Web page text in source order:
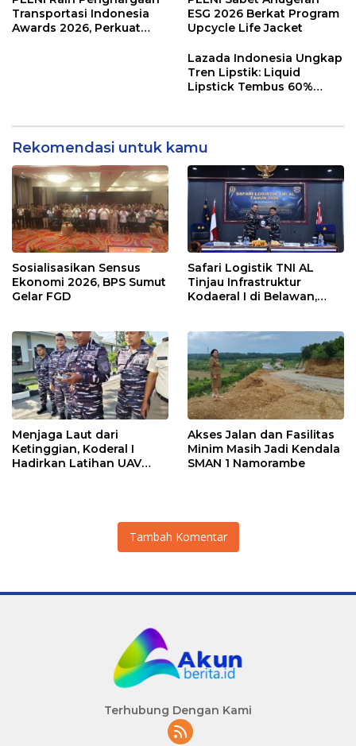
Transportasi Indonesia
Awards 2026, Perkuat
ESG 2026 Berkat Program
Upcycle Life Jacket
Lazada Indonesia Ungkap
Tren Lipstik: Liquid
Lipstick Tembus 60%
Rekomendasi untuk kamu
Sosialisasikan Sensus
Ekonomi 2026, BPS Sumut
Gelar FGD
Safari Logistik TNI AL
Tinjau Infrastruktur
Kodaeral I di Belawan,
Menjaga Laut dari
Ketinggian, Koderal I
Hadirkan Latihan UAV
Akses Jalan dan Fasilitas
Minim Masih Jadi Kendala
SMAN 1 Namorambe
Tambah Komentar
Terhubung Dengan Kami